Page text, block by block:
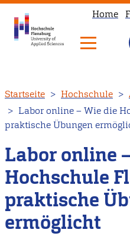
zum
Inhalt
Home
Startseite Hochschule
Labor online – Wie die
praktische Übungen
Labor online
Hochschule
praktische
ermöglicht